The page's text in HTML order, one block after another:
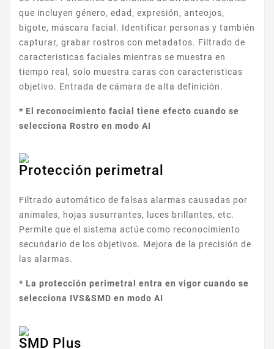
que incluyen género, edad, expresión, anteojos,
bigote, máscara facial. Identificar personas y también
capturar, grabar rostros con metadatos. Filtrado de
caracteristicas faciales mientras se muestra en
tiempo real, solo muestra caras con caracteristicas
objetivo. Entrada de cámara de alta definición.
* El reconocimiento facial tiene efecto cuando se
selecciona Rostro en modo AI
Protección perimetral
Filtrado automático de falsas alarmas causadas por
animales, hojas susurrantes, luces brillantes, etc.
Permite que el sistema actúe como reconocimiento
secundario de los objetivos. Mejora de la precisión de
las alarmas.
* La protección perimetral entra en vigor cuando se
selecciona IVS&SMD en modo AI
SMD Plus